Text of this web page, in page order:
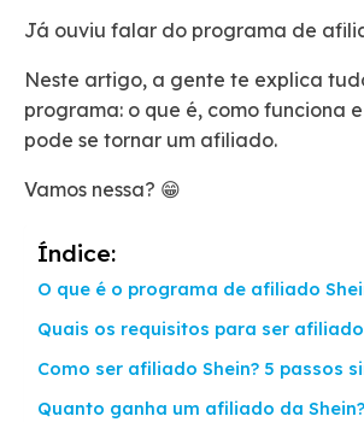
Já ouviu falar do programa de
Neste artigo, a gente te explica
programa: o que é, como funciona
pode se tornar um afiliado.
Vamos nessa? 😁
Índice:
O que é o programa de afiliado
Quais os requisitos para ser afiliado
Como ser afiliado Shein? 5 passos
Quanto ganha um afiliado da Shein?